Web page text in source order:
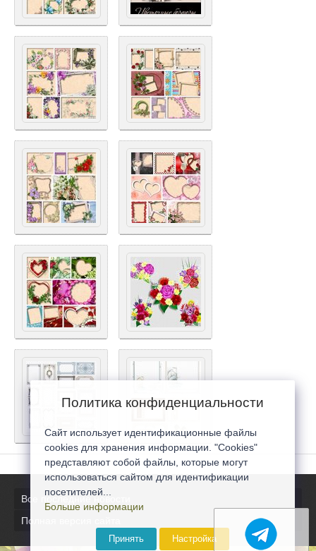
Все последние новости
Полная версия сайта
Политика конфиденциальности
Сайт использует идентификационные файлы
cookies для хранения информации. "Cookies"
представляют собой файлы, которые могут
использоваться сайтом для идентификации
посетителей...
Больше информации
Принять Настройка